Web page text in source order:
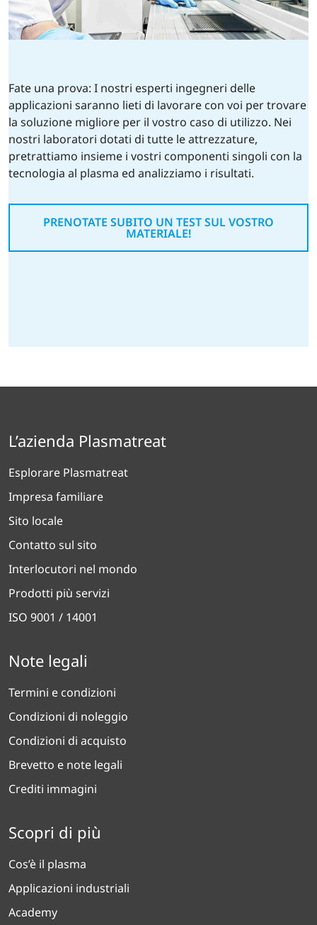
Fate una prova: I nostri esperti ingegneri delle
applicazioni saranno lieti di lavorare con voi per trovare
la soluzione migliore per il vostro caso di utilizzo. Nei
nostri laboratori dotati di tutte le attrezzature,
pretrattiamo insieme i vostri componenti singoli con la
tecnologia al plasma ed analizziamo i risultati.
PRENOTATE SUBITO UN TEST SUL VOSTRO
MATERIALE!
L’azienda Plasmatreat
Esplorare Plasmatreat
Impresa familiare
Sito locale
Contatto sul sito
Interlocutori nel mondo
Prodotti più servizi
ISO 9001 / 14001
Note legali
Termini e condizioni
Condizioni di noleggio
Condizioni di acquisto
Brevetto e note legali
Crediti immagini
Scopri di più
Cos’è il plasma
Applicazioni industriali
Academy